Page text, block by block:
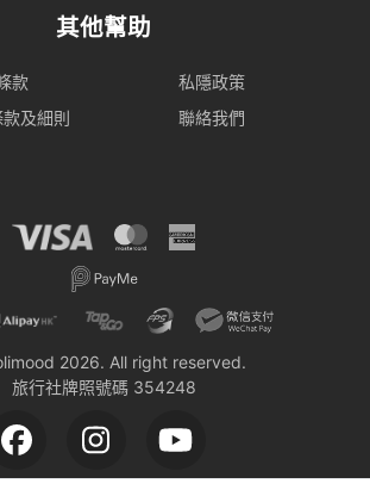
其他幫助
款
私隱政策
及細則
聯絡我們
2026. All right reserved.
旅行社牌照號碼 354248